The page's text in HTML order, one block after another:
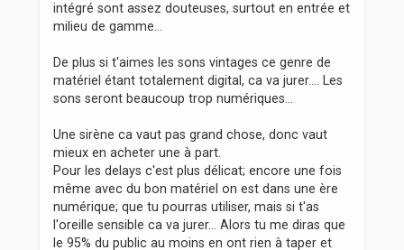
intégré sont assez douteuses, surtout en entrée et
milieu de gamme...
De plus si t'aimes les sons vintages ce genre de
matériel étant totalement digital, ca va jurer.... Les
sons seront beaucoup trop numériques...
Une sirène ca vaut pas grand chose, donc vaut
mieux en acheter une à part.
Pour les delays c'est plus délicat; encore une fois
même avec du bon matériel on est dans une ère
numérique; que tu pourras utiliser, mais si t'as
l'oreille sensible ca va jurer... Alors tu me diras que
le 95% du public au moins en ont rien à taper et